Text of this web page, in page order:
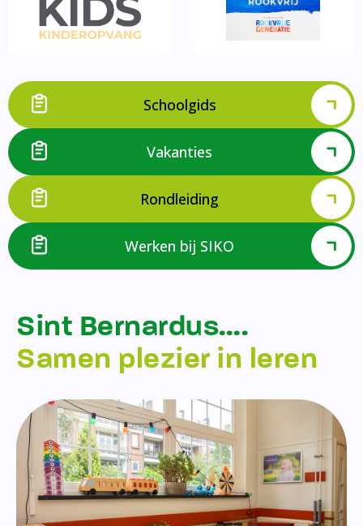
Schoolgids
Vakanties
Rondleiding
Werken bij SIKO
Sint Bernardus….
Samen plezier in leren